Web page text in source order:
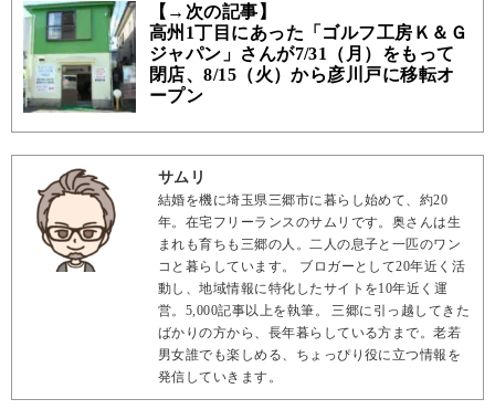
【→次の記事】
高州1丁目にあった「ゴルフ工房Ｋ＆Ｇ
ジャパン」さんが7/31（月）をもって
閉店、8/15（火）から彦川戸に移転オ
ープン
サムリ
結婚を機に埼玉県三郷市に暮らし始めて、約20
年。在宅フリーランスのサムリです。奥さんは生
まれも育ちも三郷の人。二人の息子と一匹のワン
コと暮らしています。 ブロガーとして20年近く活
動し、地域情報に特化したサイトを10年近く運
営。5,000記事以上を執筆。 三郷に引っ越してきた
ばかりの方から、長年暮らしている方まで。老若
男女誰でも楽しめる、ちょっぴり役に立つ情報を
発信していきます。